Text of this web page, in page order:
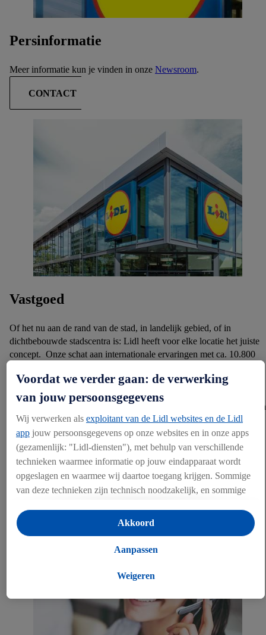
Persinformatie
Meer informatie kun je vinden in onze Newsroom.
CONTACT
Vastgoed
Of het nu aan de rand van de stad, in landelijk gebied, of in
dichtbebouwde stadscentra is: Lidl heeft voor elke locatie het juiste
concept. Onze schat aan internationale ervaringen met ca. 10.800
ons tot de expert voor pasklare en efficiënte ontwikkeling en bouw
van filiaalconcepten, bijvoorbeeld een winkelcentrum met
woningen. Uiteraard weten wij deze ook flexibel te integreren in een
specifieke omgeving. Met ons efficiënte logistieke netwerk
realiseren we een betrouwbare bevoorrading voor onze filialen en
distributiecentra.
Voordat we verder gaan: de verwerking
van jouw persoonsgegevens
Wij verwerken als exploitant van de Lidl websites en de Lidl
app jouw persoonsgegevens op onze websites en in onze apps
(gezamenlijk: "Lidl-diensten"), met behulp van verschillende
technieken waarmee informatie op jouw eindapparaat wordt
opgeslagen en waarmee wij daartoe toegang krijgen. Sommige
van deze technieken zijn technisch noodzakelijk, en sommige
opslaan van voorkeursinstellingen, het verzamelen en
analyseren van statistieken of voor het tonen van
gepersonaliseerde reclame binnen en buiten de Lidl-diensten.
gegevens over jouw aankoopgedrag in de winkel ook voor de
Als je hier toestemming geeft aan ons voor het personaliseren
van reclame en als je vervolgens een Lidl Plus-account
aanmaakt of inlogt op jouw bestaande Lidl Plus-account, dan
Weigeren
Aanpassen
Akkoord